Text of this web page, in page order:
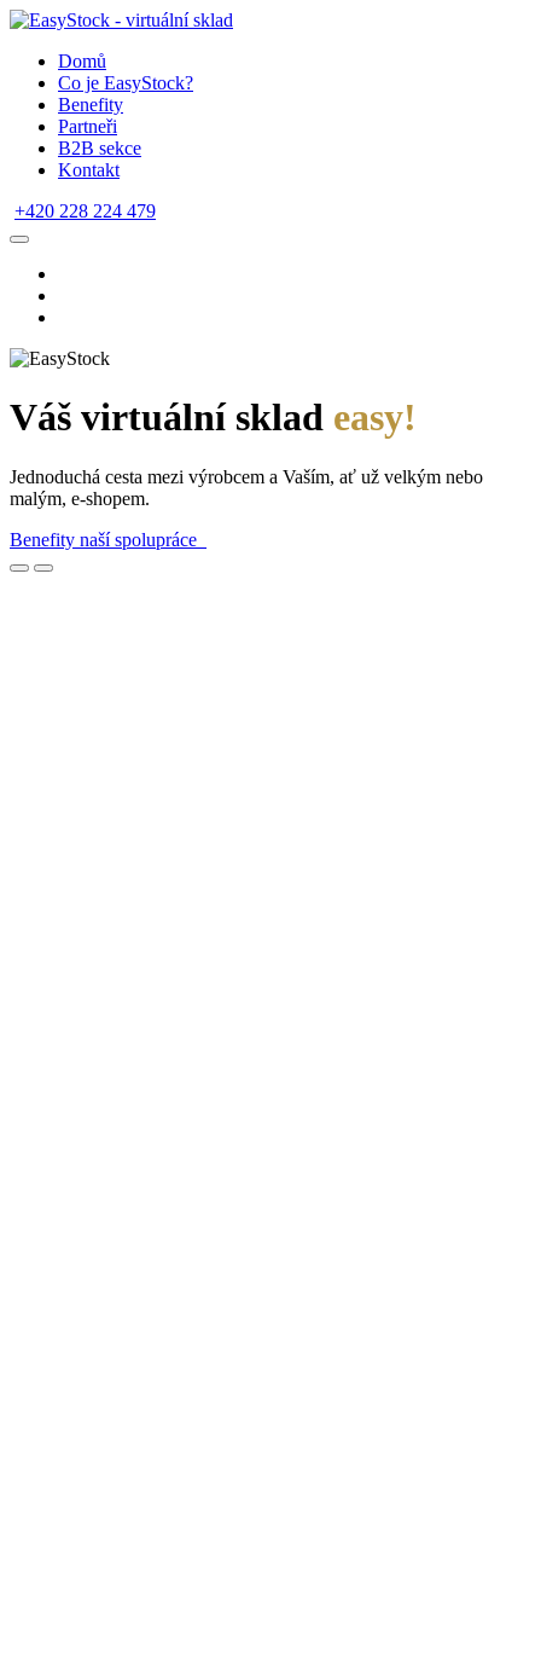
Domů
Co je EasyStock?
Benefity
Partneři
B2B sekce
Kontakt
+420 228 224 479
Váš virtuální sklad easy!
Jednoduchá cesta mezi výrobcem a Vaším, ať už velkým nebo
malým, e-shopem.
Benefity naší spolupráce